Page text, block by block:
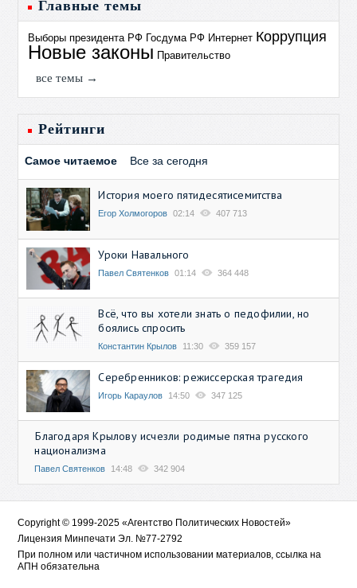
Главные темы
Выборы президента РФ Госдума РФ Интернет Коррупция
Новые законы Правительство
все темы →
Рейтинги
Самое читаемое Все за сегодня
История моего пятидесятисемитства
Егор Холмогоров 02:14 407 713
Уроки Навального
Павел Святенков 01:14 364 448
Всё, что вы хотели знать о педофилии, но
боялись спросить
Константин Крылов 11:30 359 157
Серебренников: режиссерская трагедия
Игорь Караулов 14:50 347 125
Благодаря Крылову исчезли родимые пятна русского
национализма
Павел Святенков 14:48 342 904
Copyright © 1999-2025 «Агентство Политических Новостей»
Лицензия Минпечати Эл. №77-2792
При полном или частичном использовании материалов, ссылка на
АПН обязательна